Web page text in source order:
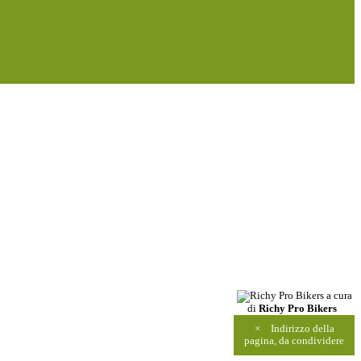
a cura
di Richy Pro Bikers
×
Indirizzo della
pagina, da condividere